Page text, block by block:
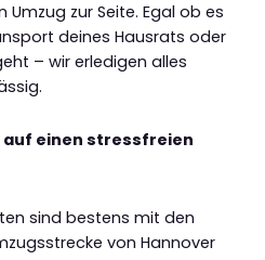
zur Seite. Egal ob es
deines Hausrats oder
– wir erledigen alles
auf einen stressfreien
sind bestens mit den
von Hannover